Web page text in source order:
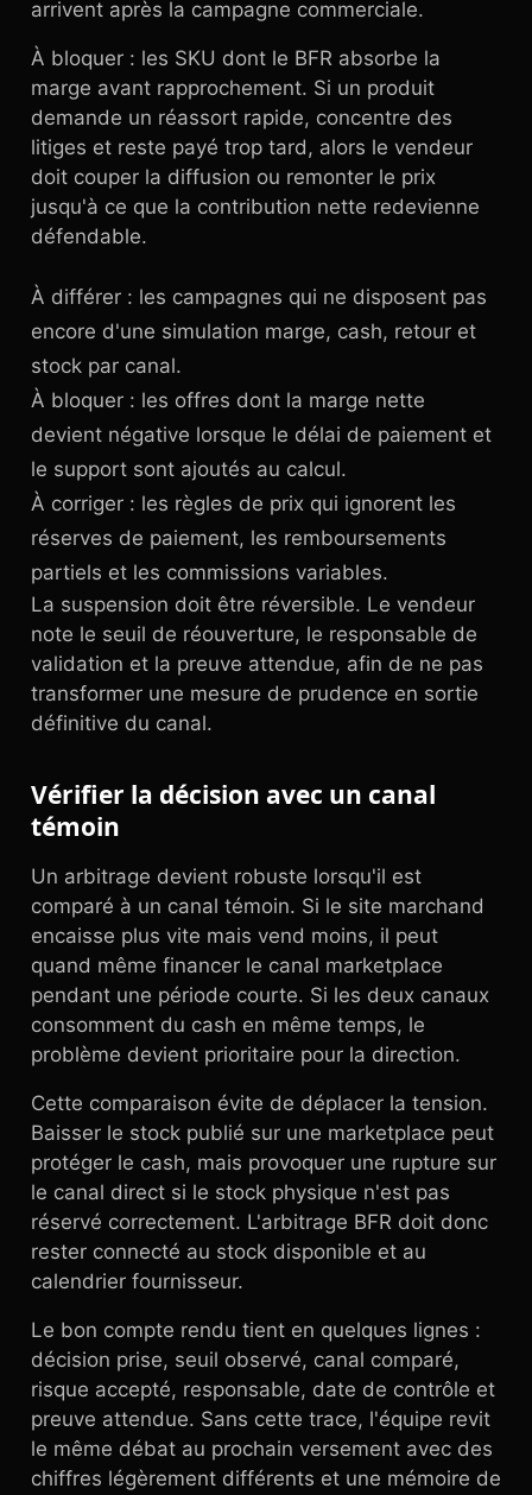
arrivent après la campagne commerciale.
À bloquer : les SKU dont le BFR absorbe la
marge avant rapprochement. Si un produit
demande un réassort rapide, concentre des
litiges et reste payé trop tard, alors le vendeur
doit couper la diffusion ou remonter le prix
jusqu'à ce que la contribution nette redevienne
défendable.
À différer : les campagnes qui ne disposent pas
encore d'une simulation marge, cash, retour et
stock par canal.
À bloquer : les offres dont la marge nette
devient négative lorsque le délai de paiement et
le support sont ajoutés au calcul.
À corriger : les règles de prix qui ignorent les
réserves de paiement, les remboursements
partiels et les commissions variables.
La suspension doit être réversible. Le vendeur
note le seuil de réouverture, le responsable de
validation et la preuve attendue, afin de ne pas
transformer une mesure de prudence en sortie
définitive du canal.
Vérifier la décision avec un canal
témoin
Un arbitrage devient robuste lorsqu'il est
comparé à un canal témoin. Si le site marchand
encaisse plus vite mais vend moins, il peut
quand même financer le canal marketplace
pendant une période courte. Si les deux canaux
consomment du cash en même temps, le
problème devient prioritaire pour la direction.
Cette comparaison évite de déplacer la tension.
Baisser le stock publié sur une marketplace peut
protéger le cash, mais provoquer une rupture sur
le canal direct si le stock physique n'est pas
réservé correctement. L'arbitrage BFR doit donc
rester connecté au stock disponible et au
calendrier fournisseur.
Le bon compte rendu tient en quelques lignes :
décision prise, seuil observé, canal comparé,
risque accepté, responsable, date de contrôle et
preuve attendue. Sans cette trace, l'équipe revit
le même débat au prochain versement avec des
chiffres légèrement différents et une mémoire de